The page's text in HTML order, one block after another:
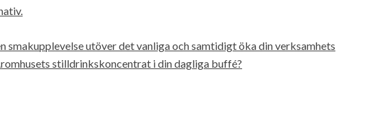
smakupplevelse utöver det vanliga och samtidigt öka din verksamhets
stilldrinkskoncentrat i din dagliga buffé?